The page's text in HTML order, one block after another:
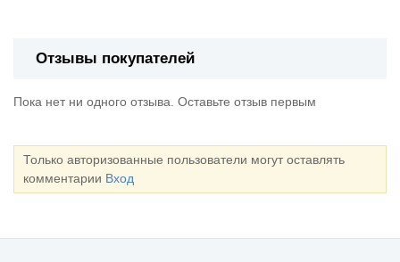
Отзывы покупателей
Пока нет ни одного отзыва. Оставьте отзыв первым
Только авторизованные пользователи могут оставлять
комментарии Вход